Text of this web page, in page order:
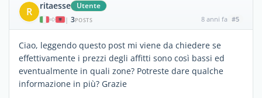
R ritaesse Utente
| 3POSTS 8 anni fa #5
Ciao, leggendo questo post mi viene da chiedere se
effettivamente i prezzi degli affitti sono così bassi ed
eventualmente in quali zone? Potreste dare qualche
informazione in più? Grazie